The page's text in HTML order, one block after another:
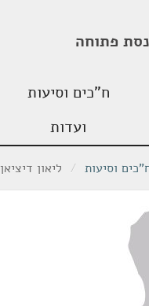
פתוחה
ח"כים וסיעות
ועדות
וסיעות / ליאון דיציאן